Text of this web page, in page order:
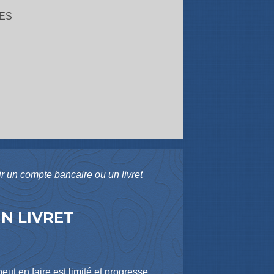
un compte bancaire ou un livret
LIVRET
en faire est limité et progresse